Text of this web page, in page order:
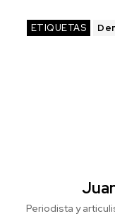
ETIQUETAS
Periodista y